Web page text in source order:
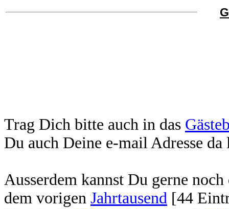
Trag Dich bitte auch in das
Du auch Deine e-mail Adresse da
Ausserdem kannst Du gerne
dem vorigen Jahrtausend [44